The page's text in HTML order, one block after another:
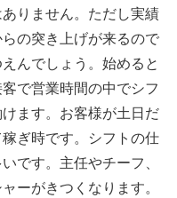
りません。ただし実績
の突き上げが来るので
んでしょう。始めると
で営業時間の中でシフ
ます。お客様が土日だ
ぎ時です。シフトの仕
です。主任やチーフ、
ーがきつくなります。